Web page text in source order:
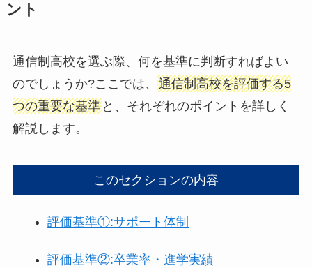
ント
通信制高校を選ぶ際、何を基準に判断すればよい
のでしょうか?ここでは、 通信制高校を評価する5
つの重要な基準と、それぞれのポイントを詳しく
解説します。
このセクションの内容
評価基準①:サポート体制
評価基準②:卒業率・進学実績